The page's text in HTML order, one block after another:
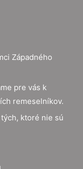
Západného
pre vás k
remeselníkov.
ktoré nie sú